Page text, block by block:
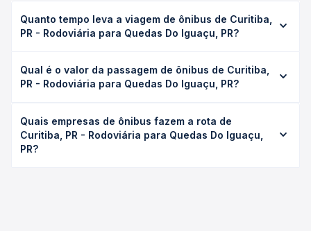
Quanto tempo leva a viagem de ônibus de Curitiba,
PR - Rodoviária para Quedas Do Iguaçu, PR?
Quedas Do Iguaçu, PR leva em média 6h 59min, podendo
variar conforme a viação, o tipo de serviço (convencional,
duração exata de cada opção na data desejada.
Qual é o valor da passagem de ônibus de Curitiba,
PR - Rodoviária para Quedas Do Iguaçu, PR?
Rodoviária para Quedas Do Iguaçu, PR custa em média R$
208,98 e varia conforme a data da viagem, a empresa, o
tipo de poltrona e a antecedência da compra. Na Quero
Quais empresas de ônibus fazem a rota de
Curitiba, PR - Rodoviária para Quedas Do Iguaçu,
PR?